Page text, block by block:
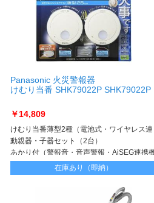
Panasonic 火災警報器
けむり当番 SHK79022P SHK79022P
￥14,809
けむり当番薄型2種（電池式・ワイヤレス連
動親器・子器セット（2台）
あかり付（警報音・音声警報・AiSEG連携
能付）（ブリスタパック）
在庫あり（即納）